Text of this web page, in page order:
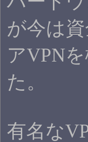
が今は
アVPN
た。
有名な